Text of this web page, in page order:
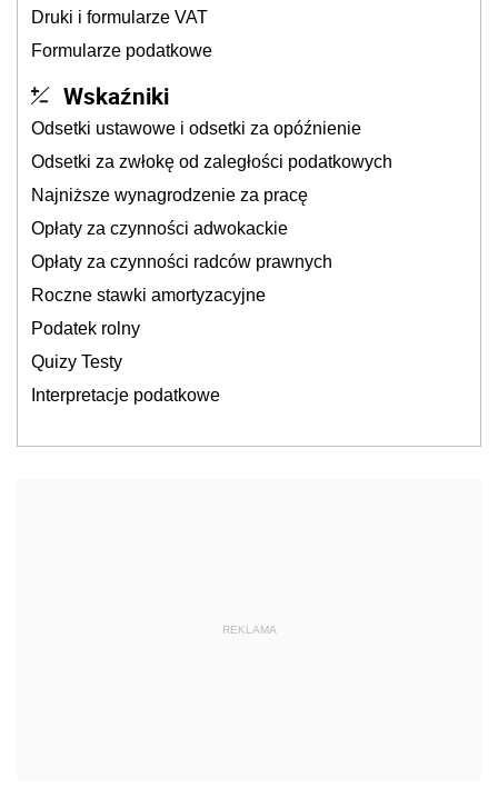
Druki i formularze VAT
Formularze podatkowe
Wskaźniki
Odsetki ustawowe i odsetki za opóźnienie
Odsetki za zwłokę od zaległości podatkowych
Najniższe wynagrodzenie za pracę
Opłaty za czynności adwokackie
Opłaty za czynności radców prawnych
Roczne stawki amortyzacyjne
Podatek rolny
Quizy Testy
Interpretacje podatkowe
REKLAMA